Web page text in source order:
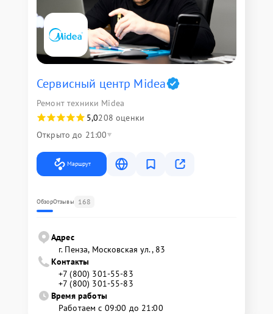
Сервисный центр Midea
Ремонт техники Midea
5,0208 оценки
Открыто до 21:00
Маршрут
ОбзорОтзывы 168
Адрес
г. Пенза, Московская ул., 83
Контакты
+7 (800) 301-55-83
+7 (800) 301-55-83
Время работы
Работаем с 09:00 до 21:00